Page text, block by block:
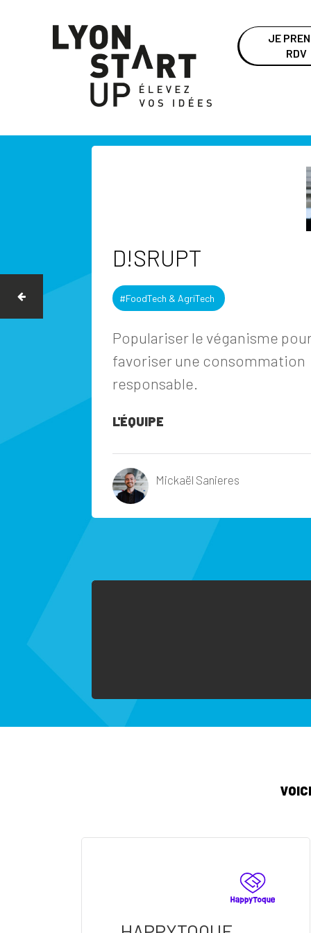
JE
RDV
D!SRUPT
#FoodTech & AgriTech
Populariser le véganisme
favoriser une consommation
responsable.
L'ÉQUIPE
Mickaël Sanieres